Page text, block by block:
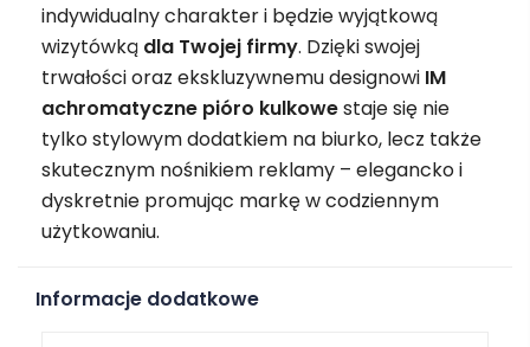
indywidualny charakter i będzie wyjątkową
wizytówką dla Twojej firmy. Dzięki swojej
trwałości oraz ekskluzywnemu designowi IM
achromatyczne pióro kulkowestaje się nie
tylko stylowym dodatkiem na biurko, lecz także
skutecznym nośnikiem reklamy – elegancko i
dyskretnie promując markę w codziennym
użytkowaniu.
Informacje dodatkowe